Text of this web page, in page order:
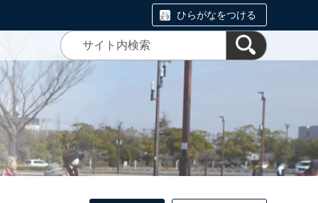
ひらがなをつける